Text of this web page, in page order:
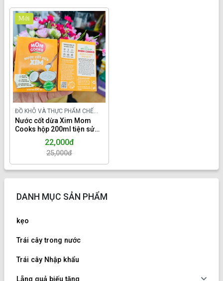
ĐỒ KHÔ VÀ THỰC PHẨM CHẾ
BIẾN TRONG NƯỚC
Nước cốt dừa Xim Mom
Cooks hộp 200ml tiện sử
22,000đ
25,000đ
Mới
DANH MỤC SẢN PHẨM
kẹo
Trái cây trong nước
Trái cây Nhập khẩu
Lẵng quả biếu tặng